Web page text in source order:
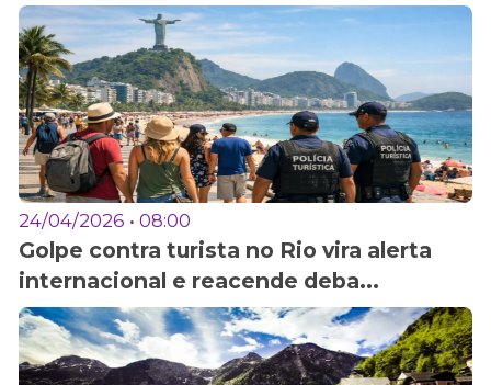
24/04/2026 • 08:00
Golpe contra turista no Rio vira alerta
internacional e reacende deba...